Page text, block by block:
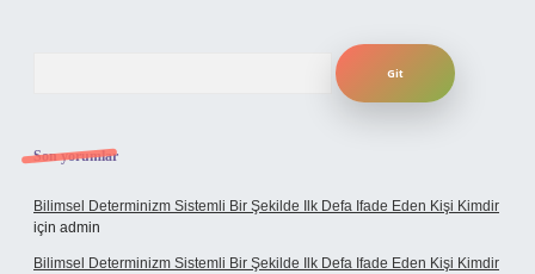
Son yorumlar
Bilimsel Determinizm Sistemli Bir Şekilde Ilk Defa Ifade Eden Kişi Kimdir
için admin
Bilimsel Determinizm Sistemli Bir Şekilde Ilk Defa Ifade Eden Kişi Kimdir